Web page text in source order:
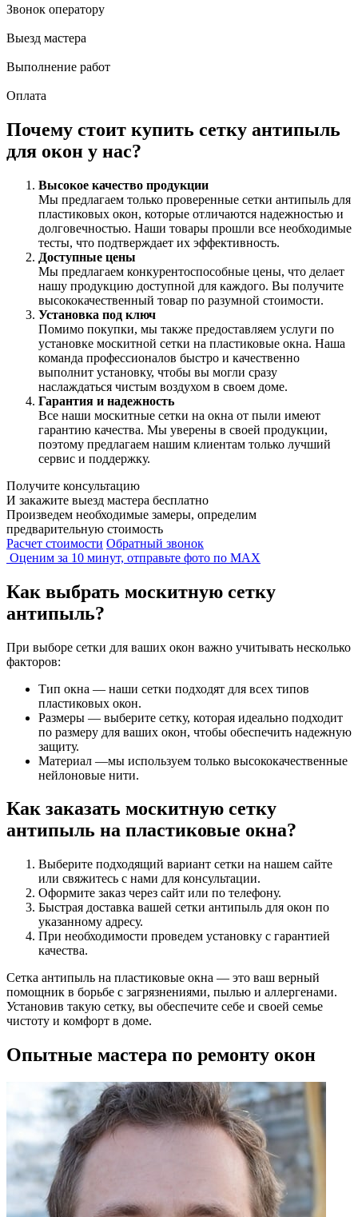
Звонок оператору
Выезд мастера
Выполнение работ
Оплата
Почему стоит купить сетку антипыль
для окон у нас?
Высокое качество продукции
Мы предлагаем только проверенные сетки антипыль для
пластиковых окон, которые отличаются надежностью и
долговечностью. Наши товары прошли все необходимые
тесты, что подтверждает их эффективность.
Доступные цены
Мы предлагаем конкурентоспособные цены, что делает
нашу продукцию доступной для каждого. Вы получите
высококачественный товар по разумной стоимости.
Установка под ключ
Помимо покупки, мы также предоставляем услуги по
установке москитной сетки на пластиковые окна. Наша
команда профессионалов быстро и качественно
выполнит установку, чтобы вы могли сразу
наслаждаться чистым воздухом в своем доме.
Гарантия и надежность
Все наши москитные сетки на окна от пыли имеют
гарантию качества. Мы уверены в своей продукции,
поэтому предлагаем нашим клиентам только лучший
сервис и поддержку.
Получите консультацию
И закажите выезд мастера бесплатно
Произведем необходимые замеры, определим
предварительную стоимость
Расчет стоимости Обратный звонок
Оценим за 10 минут, отправьте фото по MAX
Как выбрать москитную сетку
антипыль?
При выборе сетки для ваших окон важно учитывать несколько
факторов:
Тип окна — наши сетки подходят для всех типов
пластиковых окон.
Размеры — выберите сетку, которая идеально подходит
по размеру для ваших окон, чтобы обеспечить надежную
защиту.
Материал —мы используем только высококачественные
нейлоновые нити.
Как заказать москитную сетку
антипыль на пластиковые окна?
Выберите подходящий вариант сетки на нашем сайте
или свяжитесь с нами для консультации.
Оформите заказ через сайт или по телефону.
Быстрая доставка вашей сетки антипыль для окон по
указанному адресу.
При необходимости проведем установку с гарантией
качества.
Сетка антипыль на пластиковые окна — это ваш верный
помощник в борьбе с загрязнениями, пылью и аллергенами.
Установив такую сетку, вы обеспечите себе и своей семье
чистоту и комфорт в доме.
Опытные мастера по ремонту окон